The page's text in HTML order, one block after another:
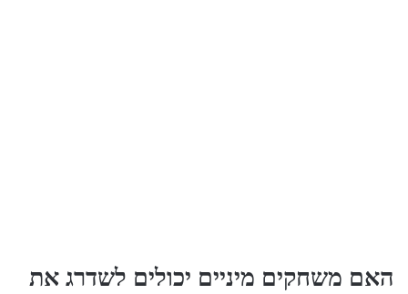
האם משחקים מיניים יכולים לשדרג את